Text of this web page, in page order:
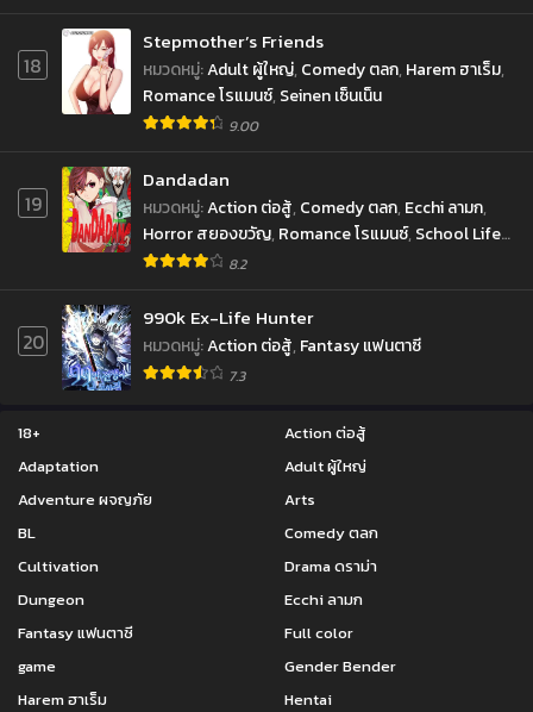
18
Stepmother’s Friends
หมวดหมู่:Adult ผู้ใหญ่, Comedy ตลก, Harem ฮาเร็ม,
Romance โรแมนซ์, Seinen เซ็นเน็น
9.00
19
Dandadan
หมวดหมู่:Action ต่อสู้, Comedy ตลก, Ecchi ลามก,
Horror สยองขวัญ, Romance โรแมนซ์, School Life
ชีวิตประจำวัน,Sci-fi ไซ-ไฟ
8.2
20
990k Ex-Life Hunter
หมวดหมู่:Action ต่อสู้, Fantasy แฟนตาซี
7.3
18+
Action ต่อสู้
Adaptation
Adult ผู้ใหญ่
Adventure ผจญภัย
Arts
BL
Comedy ตลก
Cultivation
Drama ดราม่า
Dungeon
Ecchi ลามก
Fantasy แฟนตาซี
Full color
game
Gender Bender
Harem ฮาเร็ม
Hentai